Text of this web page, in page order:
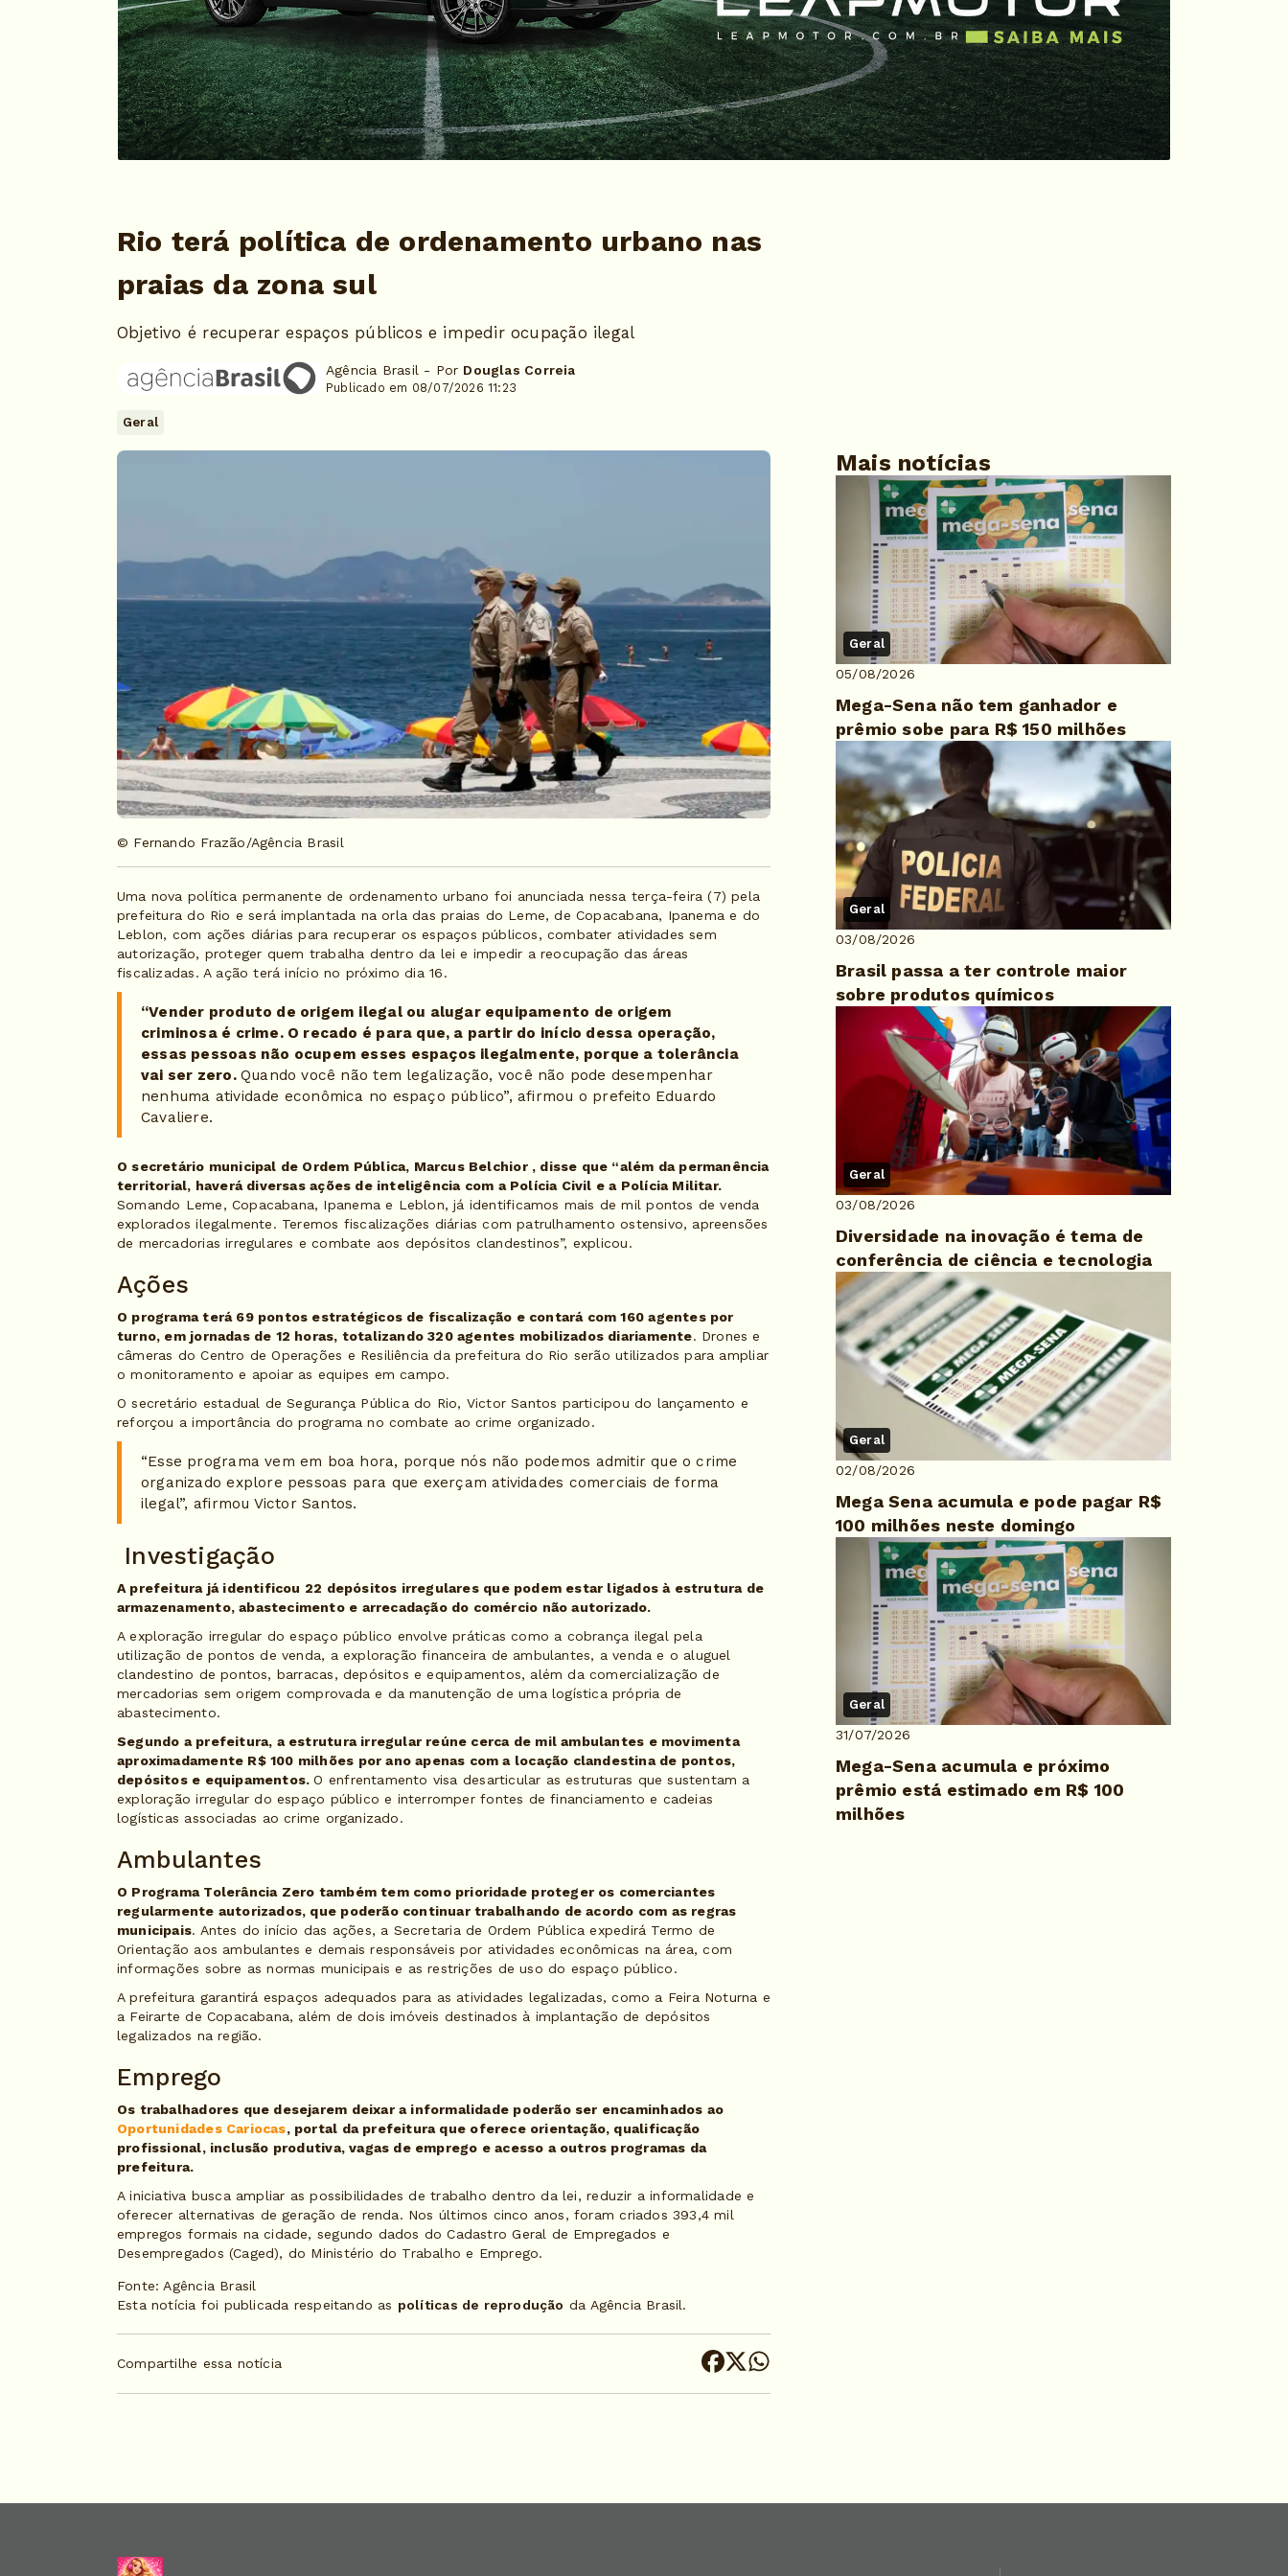
Rio terá política de ordenamento urbano nas
praias da zona sul
Objetivo é recuperar espaços públicos e impedir ocupação ilegal
Agência Brasil - Por Douglas Correia
Publicado em 08/07/2026 11:23
Geral
© Fernando Frazão/Agência Brasil
Uma nova política permanente de ordenamento urbano foi anunciada nessa terça-feira (7) pela
prefeitura do Rio e será implantada na orla das praias do Leme, de Copacabana, Ipanema e do
Leblon, com ações diárias para recuperar os espaços públicos, combater atividades sem
autorização, proteger quem trabalha dentro da lei e impedir a reocupação das áreas
fiscalizadas. A ação terá início no próximo dia 16.
“Vender produto de origem ilegal ou alugar equipamento de origem
criminosa é crime. O recado é para que, a partir do início dessa operação,
essas pessoas não ocupem esses espaços ilegalmente, porque a tolerância
vai ser zero. Quando você não tem legalização, você não pode desempenhar
nenhuma atividade econômica no espaço público”, afirmou o prefeito Eduardo
Cavaliere.
O secretário municipal de Ordem Pública, Marcus Belchior , disse que “além da permanência
territorial, haverá diversas ações de inteligência com a Polícia Civil e a Polícia Militar.
Somando Leme, Copacabana, Ipanema e Leblon, já identificamos mais de mil pontos de venda
explorados ilegalmente. Teremos fiscalizações diárias com patrulhamento ostensivo, apreensões
de mercadorias irregulares e combate aos depósitos clandestinos”, explicou.
Ações
O programa terá 69 pontos estratégicos de fiscalização e contará com 160 agentes por
turno, em jornadas de 12 horas, totalizando 320 agentes mobilizados diariamente. Drones e
câmeras do Centro de Operações e Resiliência da prefeitura do Rio serão utilizados para ampliar
o monitoramento e apoiar as equipes em campo.
O secretário estadual de Segurança Pública do Rio, Victor Santos participou do lançamento e
reforçou a importância do programa no combate ao crime organizado.
“Esse programa vem em boa hora, porque nós não podemos admitir que o crime
organizado explore pessoas para que exerçam atividades comerciais de forma
ilegal”, afirmou Victor Santos.
Investigação
A prefeitura já identificou 22 depósitos irregulares que podem estar ligados à estrutura de
armazenamento, abastecimento e arrecadação do comércio não autorizado.
A exploração irregular do espaço público envolve práticas como a cobrança ilegal pela
utilização de pontos de venda, a exploração financeira de ambulantes, a venda e o aluguel
clandestino de pontos, barracas, depósitos e equipamentos, além da comercialização de
mercadorias sem origem comprovada e da manutenção de uma logística própria de
abastecimento.
Segundo a prefeitura, a estrutura irregular reúne cerca de mil ambulantes e movimenta
aproximadamente R$ 100 milhões por ano apenas com a locação clandestina de pontos,
depósitos e equipamentos.O enfrentamento visa desarticular as estruturas que sustentam a
exploração irregular do espaço público e interromper fontes de financiamento e cadeias
logísticas associadas ao crime organizado.
Ambulantes
O Programa Tolerância Zero também tem como prioridade proteger os comerciantes
regularmente autorizados, que poderão continuar trabalhando de acordo com as regras
municipais. Antes do início das ações, a Secretaria de Ordem Pública expedirá Termo de
Orientação aos ambulantes e demais responsáveis por atividades econômicas na área, com
informações sobre as normas municipais e as restrições de uso do espaço público.
A prefeitura garantirá espaços adequados para as atividades legalizadas, como a Feira Noturna e
a Feirarte de Copacabana, além de dois imóveis destinados à implantação de depósitos
legalizados na região.
Emprego
Os trabalhadores que desejarem deixar a informalidade poderão ser encaminhados ao
Oportunidades Cariocas, portal da prefeitura que oferece orientação, qualificação
profissional, inclusão produtiva, vagas de emprego e acesso a outros programas da
prefeitura.
A iniciativa busca ampliar as possibilidades de trabalho dentro da lei, reduzir a informalidade e
oferecer alternativas de geração de renda. Nos últimos cinco anos, foram criados 393,4 mil
empregos formais na cidade, segundo dados do Cadastro Geral de Empregados e
Desempregados (Caged), do Ministério do Trabalho e Emprego.
Fonte: Agência Brasil
Esta notícia foi publicada respeitando as políticas de reprodução da Agência Brasil.
Compartilhe essa notícia
Mais notícias
Geral
05/08/2026
Mega-Sena não tem ganhador e
prêmio sobe para R$ 150 milhões
Geral
03/08/2026
Brasil passa a ter controle maior
sobre produtos químicos
Geral
03/08/2026
Diversidade na inovação é tema de
conferência de ciência e tecnologia
Geral
02/08/2026
Mega Sena acumula e pode pagar R$
100 milhões neste domingo
Geral
31/07/2026
Mega-Sena acumula e próximo
prêmio está estimado em R$ 100
milhões